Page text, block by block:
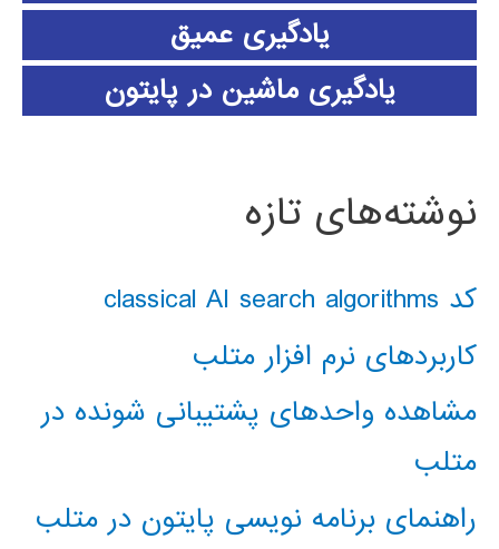
یادگیری عمیق
یادگیری ماشین در پایتون
نوشته‌های تازه
کد classical AI search algorithms
کاربردهای نرم افزار متلب
مشاهده واحدهای پشتیبانی شونده در
متلب
راهنمای برنامه نویسی پایتون در متلب